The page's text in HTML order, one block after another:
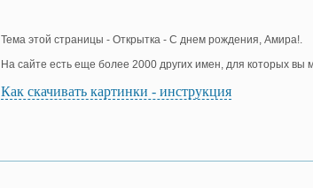
Тема этой страницы - Открытка - С днем рождения, Амира!.
На сайте есть еще более 2000 других имен, для которых вы
Как скачивать картинки - инструкция